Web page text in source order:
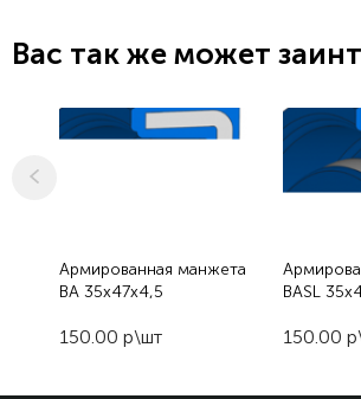
Вас так же может
Армированная манжета
BA 35x47x4,5
150.00 р\шт
BASL
150.00